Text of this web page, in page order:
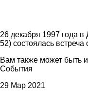
26 декабря 1997 года
52) состоялась
Вам также может быть
События
29 Мар 2021